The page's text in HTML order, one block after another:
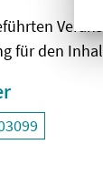
für den
und